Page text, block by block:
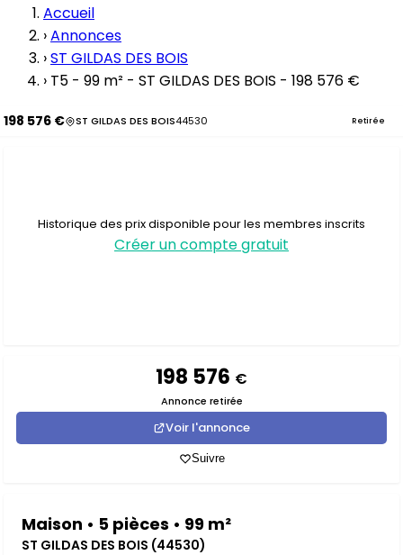
Accueil
›Annonces
›ST GILDAS DES BOIS
› T5 - 99 m² - ST GILDAS DES BOIS - 198 576 €
198 576 € ST GILDAS DES BOIS44530 Retirée
Historique des prix disponible pour les membres inscrits
Créer un compte gratuit
198 576 €
Annonce retirée
Voir l'annonce
Suivre
Maison • 5 pièces • 99 m²
ST GILDAS DES BOIS (44530)